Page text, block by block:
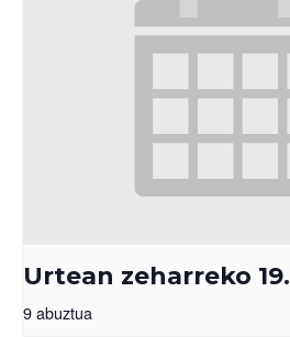
Urtean zeharreko 19.
9 abuztua